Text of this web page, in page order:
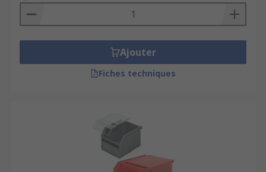
Ajouter
Fiches techniques